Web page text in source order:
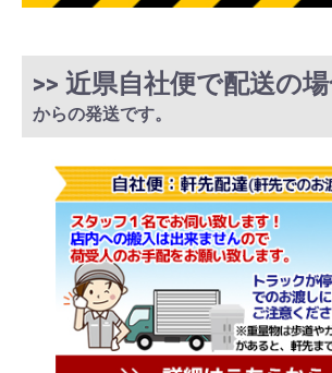
>> 近県自社便で配送の
からの発送です。